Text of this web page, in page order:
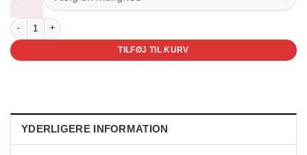
Hvordan dromedaren fik sin pukkel og hvordan næsehornet fik sin runkne
TILFØJ TIL KURV
YDERLIGERE INFORMATION